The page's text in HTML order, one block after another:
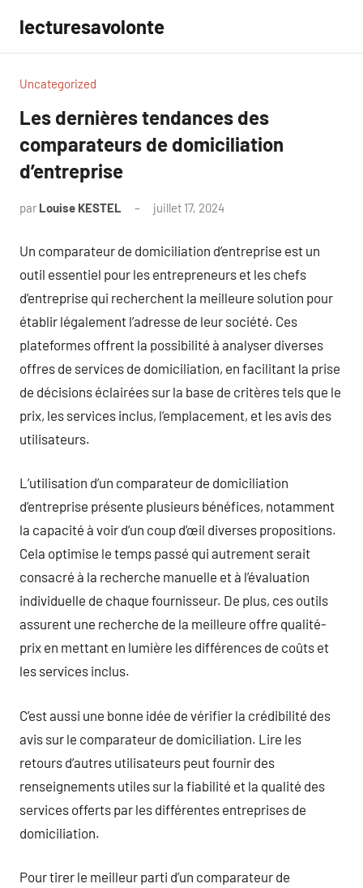
contenu
lecturesavolonte
Uncategorized
Les dernières tendances des
comparateurs de domiciliation
d’entreprise
par Louise KESTEL juillet 17, 2024
Un comparateur de domiciliation d’entreprise est un
outil essentiel pour les entrepreneurs et les chefs
d’entreprise qui recherchent la meilleure solution pour
établir légalement l’adresse de leur société. Ces
plateformes offrent la possibilité à analyser diverses
offres de services de domiciliation, en facilitant la prise
de décisions éclairées sur la base de critères tels que le
prix, les services inclus, l’emplacement, et les avis des
utilisateurs.
L’utilisation d’un comparateur de domiciliation
d’entreprise présente plusieurs bénéfices, notamment
la capacité à voir d’un coup d’œil diverses propositions.
Cela optimise le temps passé qui autrement serait
consacré à la recherche manuelle et à l’évaluation
individuelle de chaque fournisseur. De plus, ces outils
assurent une recherche de la meilleure offre qualité-
prix en mettant en lumière les différences de coûts et
les services inclus.
C’est aussi une bonne idée de vérifier la crédibilité des
avis sur le comparateur de domiciliation. Lire les
retours d’autres utilisateurs peut fournir des
renseignements utiles sur la fiabilité et la qualité des
services offerts par les différentes entreprises de
domiciliation.
Pour tirer le meilleur parti d’un comparateur de